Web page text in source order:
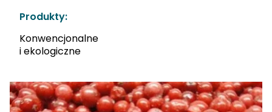
Produkty:
Konwencjonalne
i ekologiczne